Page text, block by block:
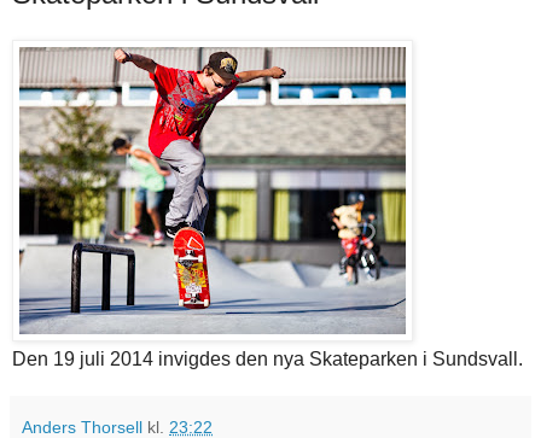
Den 19 juli 2014 invigdes den nya Skateparken i Sundsvall.
Anders Thorsell kl. 23:22